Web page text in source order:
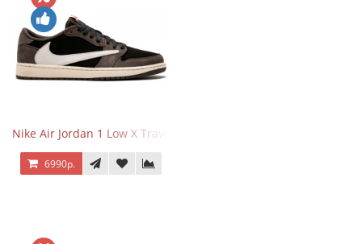
Nike Air Jordan 1 Low X Travis Scott
6990р.